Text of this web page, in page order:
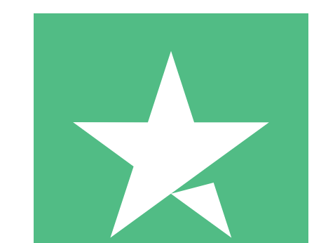
Packs de Crédits Individuels
Payez à l'utilisation avec des crédits de téléchargement. Sans
1 Téléchargement
10 00